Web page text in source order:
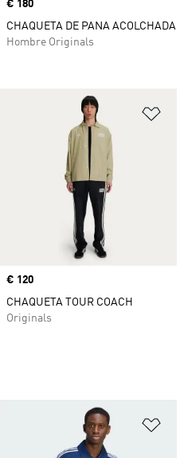
Precio
€ 120
CHAQUETA TOUR COACH
Originals
Precio
€ 180
CHAQUETA DE PANA ACOLCHADA
Hombre Originals